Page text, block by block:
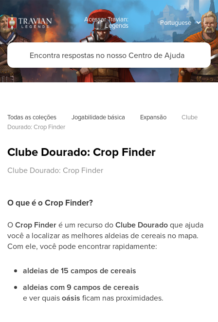
Acessar Travian:
Legends
Todas as coleções Jogabilidade básica Expansão
Clube
Dourado: Crop Finder
Clube Dourado: Crop Finder
Clube Dourado: Crop Finder
O que é o Crop Finder?
OCrop Finderé um recurso doClube Douradoque ajuda
você a localizar as melhores aldeias de cereais no mapa.
Com ele, você pode encontrar rapidamente:
aldeias de 15 campos de cereais
aldeias com 9 campos de cereais
e ver quaisoásis ficam nas proximidades.